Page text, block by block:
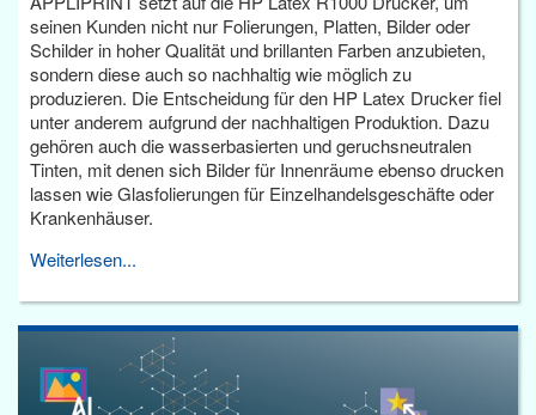
seinen Kunden nicht nur Folierungen, Platten, Bilder oder
Schilder in hoher Qualität und brillanten Farben anzubieten,
sondern diese auch so nachhaltig wie möglich zu
produzieren. Die Entscheidung für den HP Latex Drucker fiel
unter anderem aufgrund der nachhaltigen Produktion. Dazu
gehören auch die wasserbasierten und geruchsneutralen
Tinten, mit denen sich Bilder für Innenräume ebenso drucken
lassen wie Glasfolierungen für Einzelhandelsgeschäfte oder
Krankenhäuser.
Weiterlesen...